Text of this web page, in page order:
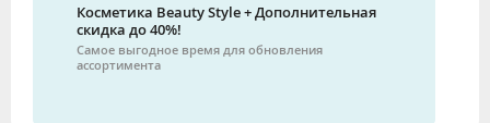
Косметика Beauty Style + Дополнительная
скидка до 40%!
Самое выгодное время для обновления
ассортимента